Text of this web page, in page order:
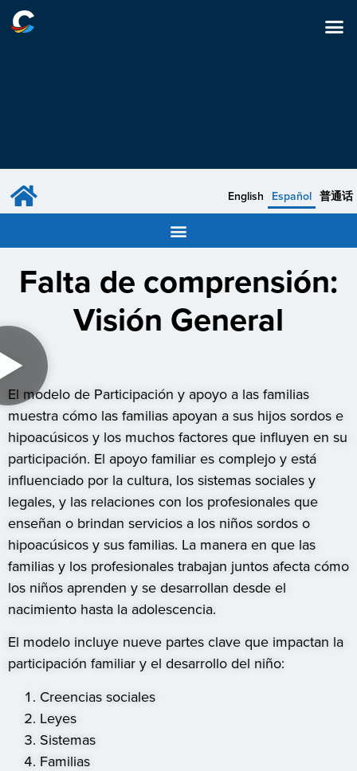
English Español 普通话
Falta de comprensión:
Visión General
El modelo de Participación y apoyo a las familias
muestra cómo las familias apoyan a sus hijos sordos e
hipoacúsicos y los muchos factores que influyen en su
participación. El apoyo familiar es complejo y está
influenciado por la cultura, los sistemas sociales y
legales, y las relaciones con los profesionales que
enseñan o brindan servicios a los niños sordos o
hipoacúsicos y sus familias. La manera en que las
familias y los profesionales trabajan juntos afecta cómo
los niños aprenden y se desarrollan desde el
nacimiento hasta la adolescencia.
El modelo incluye nueve partes clave que impactan la
participación familiar y el desarrollo del niño:
Creencias sociales
Leyes
Sistemas
Familias